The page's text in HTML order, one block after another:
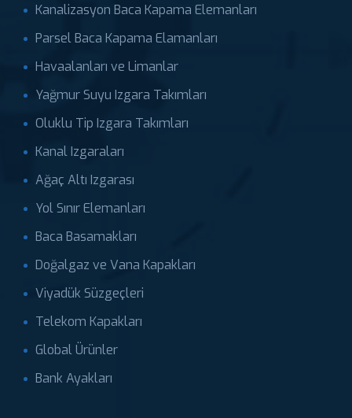
Kanalizasyon Baca Kapama Elemanları
Parsel Baca Kapama Elamanları
Havaalanları ve Limanlar
Yağmur Suyu Izgara Takımları
Oluklu Tip Izgara Takımları
Kanal Izgaraları
Ağaç Altı Izgarası
Yol Sınır Elemanları
Baca Basamakları
Doğalgaz ve Vana Kapakları
Viyadük Süzgeçleri
Telekom Kapakları
Global Ürünler
Bank Ayakları